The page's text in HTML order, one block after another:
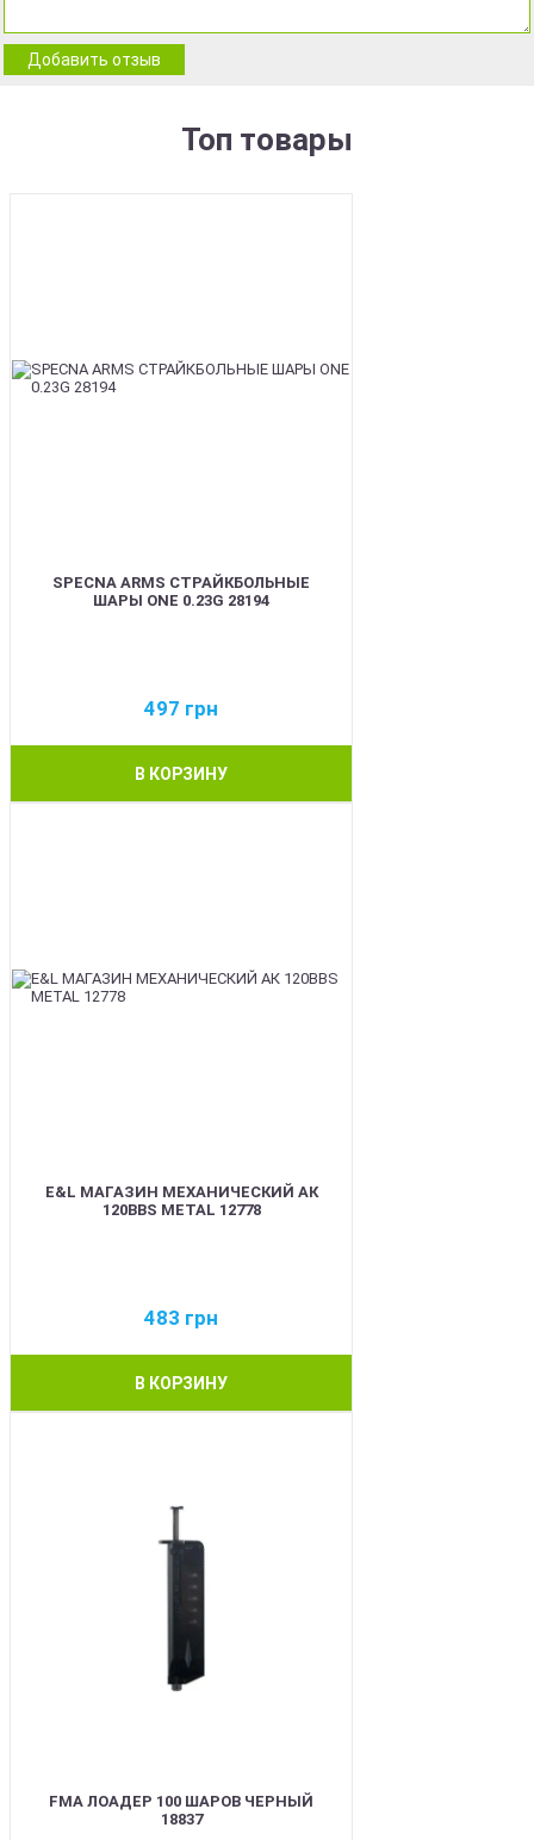
Добавить отзыв
Топ товары
SPECNA ARMS СТРАЙКБОЛЬНЫЕ
ШАРЫ ONE 0.23G 28194
497 грн
В КОРЗИНУ
E&L МАГАЗИН МЕХАНИЧЕСКИЙ АК
120BBS METAL 12778
483 грн
В КОРЗИНУ
FMA ЛОАДЕР 100 ШАРОВ ЧЕРНЫЙ
18837